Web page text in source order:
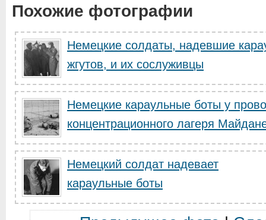
Похожие фотографии
Немецкие солдаты, надевшие
жгутов, и их сослуживцы
Немецкие караульные боты у
концентрационного лагеря
Немецкий солдат надевает
караульные боты